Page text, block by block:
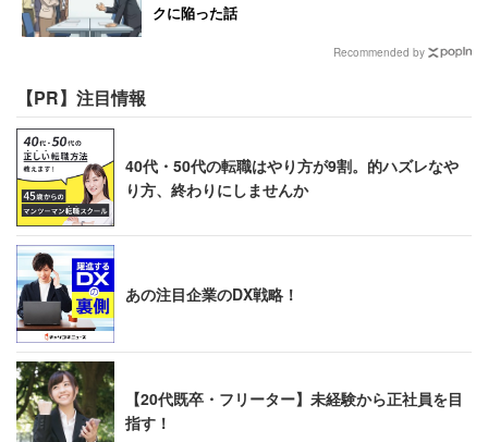
クに陥った話
Recommended by
【PR】注目情報
40代・50代の転職はやり方が9割。的ハズレなや
り方、終わりにしませんか
あの注目企業のDX戦略！
【20代既卒・フリーター】未経験から正社員を目
指す！